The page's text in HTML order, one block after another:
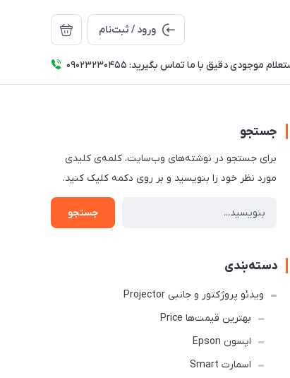
ورود / ثبت‌نام
موجودی دقیق با ما تماس بگیرید: 09023230455
جستجو
برای جستجو در نوشته‌های وب‌سایت، کلمه‌ی کلیدی
مورد نظر خود را بنویسید و بر روی دکمه کلیک کنید.
جستجو
دسته‌بندی
ویدئو پروژکتور و جانبی Projector
بهترین قیمت‌ها Price
اپسون Epson
اسمارت Smart